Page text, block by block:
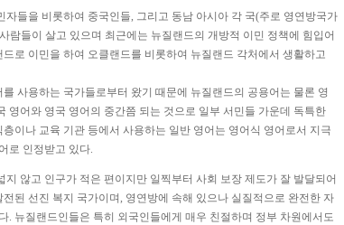
자들을 비롯하여 중국인들, 그리고 동남 아시아 각 국(주로 영연방국가
람들이 살고 있으며 최근에는 뉴질랜드의 개방적 이민 정책에 힘입어
로 이민을 하여 오클랜드를 비롯하여 뉴질랜드 각처에서 생활하고
사용하는 국가들로부터 왔기 때문에 뉴질랜드의 공용어는 물론 영
영어와 영국 영어의 중간쯤 되는 것으로 일부 서민들 가운데 독특한
이나 교육 기관 등에서 사용하는 일반 영어는 영어식 영어로서 지극
로 인정받고 있다.
지 않고 인구가 적은 편이지만 일찍부터 사회 보장 제도가 잘 발달되어
된 선진 복지 국가이며, 영연방에 속해 있으나 실질적으로 완전한 자
. 뉴질랜드인들은 특히 외국인들에게 매우 친절하며 정부 차원에서도